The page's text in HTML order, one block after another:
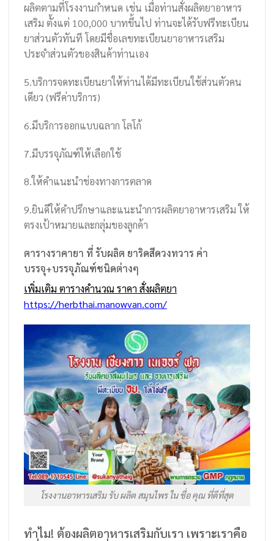
ผลิตตามที่โรงงานกำหนด เช่น เมื่อท่านสั่งผลิตยาอาหาร
เสริม ตั้งแต่ 100,000 บาทขึ้นไป ท่านจะได้รับฟรีทะเบียน
ยาส่วนตัวทันที โดยมีชื่อเลขทะเบียนยาอาหารเสริม
ประจำส่วนตัวของสินค้าท่านเอง
5.บริการจดทะเบียนยาให้ท่านได้มีทะเบียนใช้ส่วนตัวคน
เดียว (ฟรีค่าบริการ)
6.มีบริการออกแบบฉลาก โลโก้
7.มีบรรจุภัณฑ์ให้เลือกใช้
8.ให้คำแนะนำช่องทางการตลาด
9.ยินดีให้คำปรึกษาและแนะนำการผลิตยาอาหารเสริม ให้
ตรงเป้าหมายและกลุ่มของลูกค้า
ตารางราคายา ที่ รับผลิต ยาริดสีดวงทวาร ค่า
บรรจุ+บรรจุภัณฑ์ชนิดต่างๆ
เพิ่มเติม ตารางคำนวณ ราคา สั่งผลิตยา
https://herbthai.manowvan.com/
โรงงานอาหารเสริม รับ ผลิต สมุนไพร ใน ชื่อ คุณ ที่ดีที่สุด
ทำไม! ต้องผลิตอาหารเสริมกับเรา เพราะเราคือ